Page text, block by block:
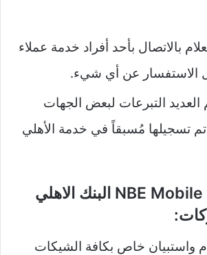
بالاتصال بأحد أفراد خدمة عملاء
الاستفسار عن أي شيء.
العديد التبرعات لبعض الجهات
تم تسجيلها مُسبقاً في خدمة الأهلي
خدمات تطبيق NBE Mobile البنك الاهلي
واستبيان خاص بكافة الشيكات